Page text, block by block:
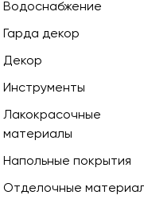
Водоснабжение
Гарда декор
Декор
Инструменты
Лакокрасочные
материалы
Напольные покрытия
Отделочные